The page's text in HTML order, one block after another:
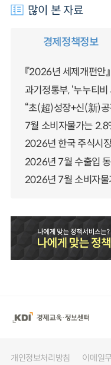
많이 본 자료
경제정책정보
『2026년 세제개편안
과기정통부, ‘누누티
“초(超)성장+신(新)공
7월 소비자물가는
2026년 한국 주식시
2026년 7월 수출입
2026년 7월 소비자물
개인정보처리방침 이메일